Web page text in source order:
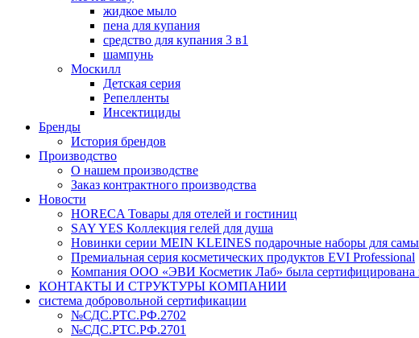
жидкое мыло
пена для купания
средство для купания 3 в1
шампунь
Москилл
Детская серия
Репелленты
Инсектициды
Бренды
История брендов
Производство
О нашем производстве
Заказ контрактного производства
Новости
HORECA Товары для отелей и гостиниц
SAY YES Коллекция гелей для душа
Новинки серии MEIN KLEINES подарочные наборы для
Премиальная серия косметических продуктов EVI Professional
Компания ООО «ЭВИ Косметик Лаб» была сертифицирована
КОНТАКТЫ И СТРУКТУРЫ КОМПАНИИ
система добровольной сертификации
№СДС.РТС.РФ.2702
№СДС.РТС.РФ.2701